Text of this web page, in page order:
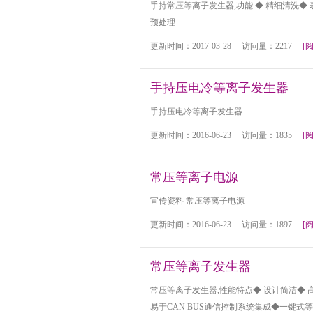
手持常压等离子发生器,功能 ◆ 精细清洗◆
预处理
更新时间：2017-03-28 访问量：2217 [
手持压电冷等离子发生器
手持压电冷等离子发生器
更新时间：2016-06-23 访问量：1835 [
常压等离子电源
宣传资料 常压等离子电源
更新时间：2016-06-23 访问量：1897 [
常压等离子发生器
常压等离子发生器,性能特点◆ 设计简洁◆
易于CAN BUS通信控制系统集成◆一键式